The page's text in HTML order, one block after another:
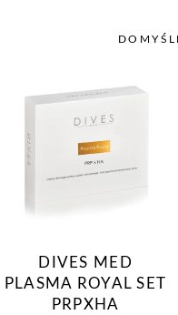
DIVES MED
PLASMA ROYAL SET
PRPXHA